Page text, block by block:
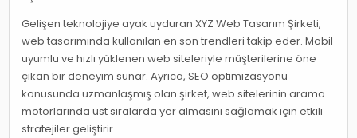
Gelişen teknolojiye ayak uyduran XYZ Web Tasarım Şirketi,
web tasarımında kullanılan en son trendleri takip eder. Mobil
uyumlu ve hızlı yüklenen web siteleriyle müşterilerine öne
çıkan bir deneyim sunar. Ayrıca, SEO optimizasyonu
konusunda uzmanlaşmış olan şirket, web sitelerinin arama
motorlarında üst sıralarda yer almasını sağlamak için etkili
stratejiler geliştirir.